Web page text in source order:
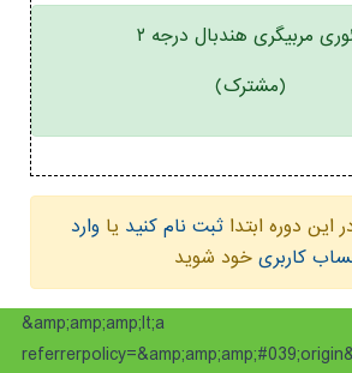
مربیگری هندبال درجه ۲
(مشترک)
دوره ابتدا ثبت نام کنید یا وارد
کاربری خود شوید
&amp;amp;amp;lt;a